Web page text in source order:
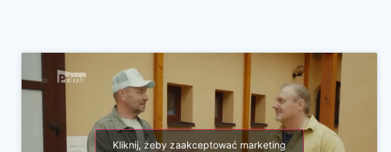
Kliknij, żeby zaakceptować marketing